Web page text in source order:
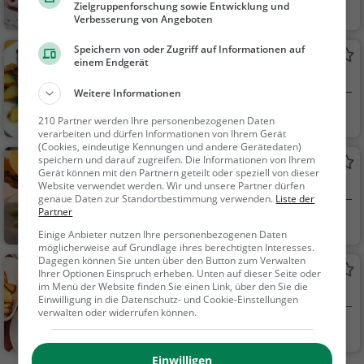
Reichenau
Eiscafé / Eisdiele,
Restaurant SEEGARTEN
Allensbach
Restaurant, Café,
Deutsch, Mittagesse
n, Abendessen, Europ
äisch, Kaffee / Kuche
n, Frühstück, Gebäck
/ Teigwaren
Schumacher
Eiscafé / Eisdiele in Allensbach
Eisdiele
Scharfes Eck
Restaurant in Allensbach
Allensbach
Restaurant, Euro
päisch, Mittagessen,
Zielgruppenforschung sowie Entwicklung und
Verbesserung von Angeboten
Speichern von oder Zugriff auf Informationen auf
einem Endgerät
Weitere Informationen
210 Partner werden Ihre personenbezogenen Daten
verarbeiten und dürfen Informationen von Ihrem Gerät
(Cookies, eindeutige Kennungen und andere Gerätedaten)
speichern und darauf zugreifen. Die Informationen von Ihrem
Gerät können mit den Partnern geteilt oder speziell von dieser
Website verwendet werden. Wir und unsere Partner dürfen
genaue Daten zur Standortbestimmung verwenden. Liste der
Partner
Einige Anbieter nutzen Ihre personenbezogenen Daten
möglicherweise auf Grundlage ihres berechtigten Interesses.
Dagegen können Sie unten über den Button zum Verwalten
Ihrer Optionen Einspruch erheben. Unten auf dieser Seite oder
im Menü der Website finden Sie einen Link, über den Sie die
Einwilligung in die Datenschutz- und Cookie-Einstellungen
verwalten oder widerrufen können.
Einwilligen